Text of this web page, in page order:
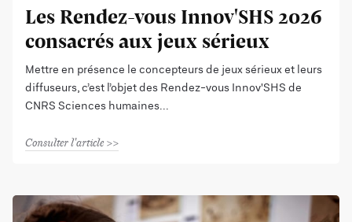
Les Rendez-vous Innov'SHS 2026
consacrés aux jeux sérieux
Mettre en présence le concepteurs de jeux sérieux et leurs
diffuseurs, c’est l’objet des Rendez-vous Innov'SHS de
CNRS Sciences humaines
Consulter l'article